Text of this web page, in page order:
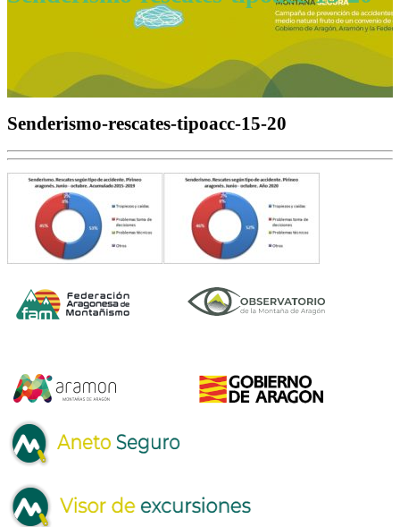
Senderismo-rescates-tipoacc-15-20